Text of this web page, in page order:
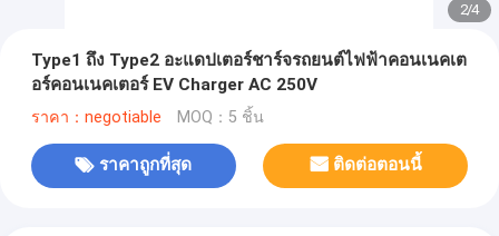
2/4
Type1 ถึง Type2 อะแดปเตอร์ชาร์จรถยนต์ไฟฟ้าคอนเนคเต
อร์คอนเนคเตอร์ EV Charger AC 250V
ราคา：negotiable MOQ：5 ชิ้น
ราคาถูกที่สุด ติดต่อตอนนี้